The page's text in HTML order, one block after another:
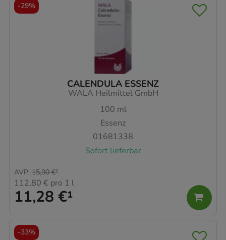
CALENDULA ESSENZ
WALA Heilmittel GmbH
100 ml
Essenz
01681338
Sofort lieferbar
11,28 €¹
AVP: 15,90 €²
112,80 € pro 1 l
-29%
-33%